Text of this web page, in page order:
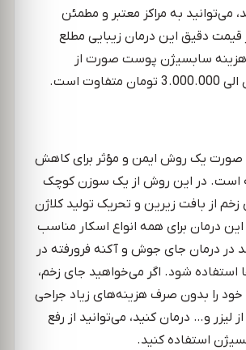
می‌توانید به مراکز معتبر و مطمئن
قیمت دقیق این درمان زیبایی مطلع
سابسیژن پوست صورت از
یک روش ایمن و مؤثر برای کاهش
است. در این روش از یک سوزن کوچک
زخم از بافت زیرین و تحریک تولید کلاژن
درمان برای همه انواع اسکار مناسب
در درمان جای جوش و آکنه فرورفته در
استفاده شود. اگر می‌خواهید جای زخم،
را بدون صرف هزینه‌های زیاد جراحی
لیزر و… درمان کنید، می‌توانید از رفع
استفاده کنید.